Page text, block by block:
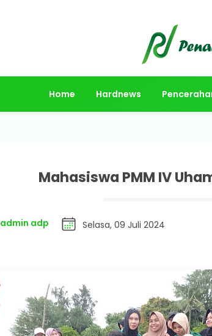
Home Hardnews
Mahasiswa PMM IV
admin adp Selasa, 09 Juli 2024